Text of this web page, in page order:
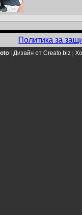
Политика за
Дизайн от Creato.biz